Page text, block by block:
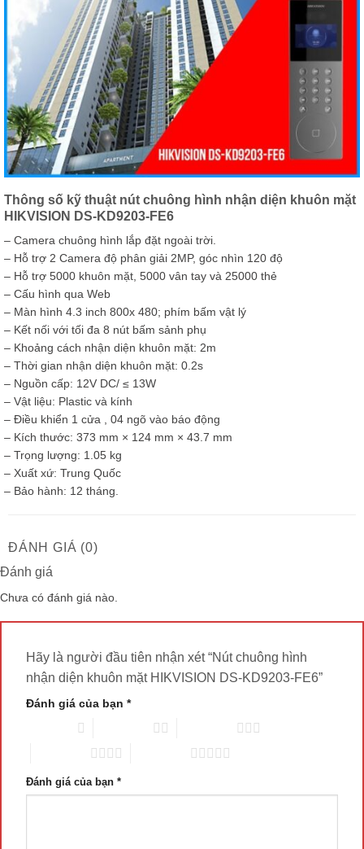
Thông số kỹ thuật nút chuông hình nhận diện khuôn mặt
HIKVISION DS-KD9203-FE6
– Camera chuông hình lắp đặt ngoài trời.
– Hỗ trợ 2 Camera độ phân giải 2MP, góc nhìn 120 độ
– Hỗ trợ 5000 khuôn mặt, 5000 vân tay và 25000 thẻ
– Cấu hình qua Web
– Màn hình 4.3 inch 800x 480; phím bấm vật lý
– Kết nối với tối đa 8 nút bấm sảnh phụ
– Khoảng cách nhận diện khuôn mặt: 2m
– Thời gian nhận diện khuôn mặt: 0.2s
– Nguồn cấp: 12V DC/ ≤ 13W
– Vật liệu: Plastic và kính
– Điều khiển 1 cửa , 04 ngõ vào báo động
– Kích thước: 373 mm × 124 mm × 43.7 mm
– Trọng lượng: 1.05 kg
– Xuất xứ: Trung Quốc
– Bảo hành: 12 tháng.
ĐÁNH GIÁ (0)
Đánh giá
Chưa có đánh giá nào.
Hãy là người đầu tiên nhận xét “Nút chuông hình
nhận diện khuôn mặt HIKVISION DS-KD9203-FE6”
Đánh giá của bạn *
Đánh giá của bạn *